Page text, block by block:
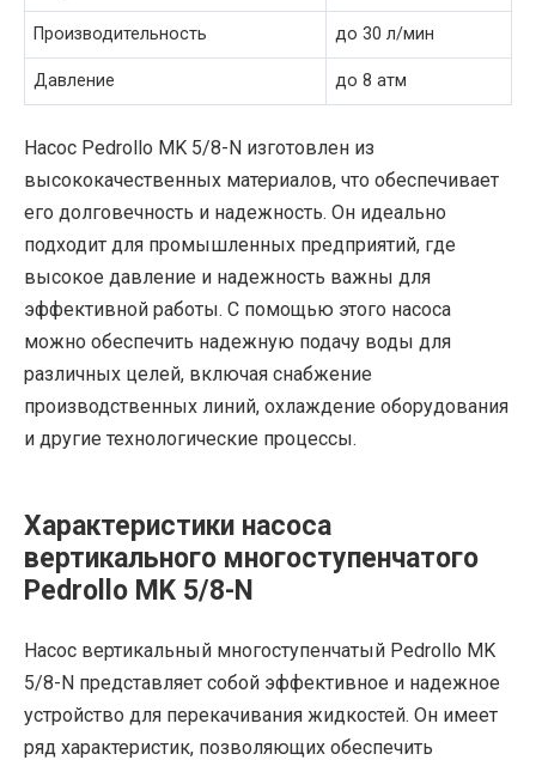
Производительность до 30 л/мин
Давление до 8 атм
Насос Pedrollo MK 5/8-N изготовлен из
высококачественных материалов, что обеспечивает
его долговечность и надежность. Он идеально
подходит для промышленных предприятий, где
высокое давление и надежность важны для
эффективной работы. С помощью этого насоса
можно обеспечить надежную подачу воды для
различных целей, включая снабжение
производственных линий, охлаждение оборудования
и другие технологические процессы.
Характеристики насоса
вертикального многоступенчатого
Pedrollo MK 5/8-N
Насос вертикальный многоступенчатый Pedrollo MK
5/8-N представляет собой эффективное и надежное
устройство для перекачивания жидкостей. Он имеет
ряд характеристик, позволяющих обеспечить